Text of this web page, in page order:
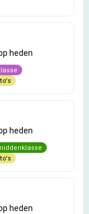
heden
heden
heden